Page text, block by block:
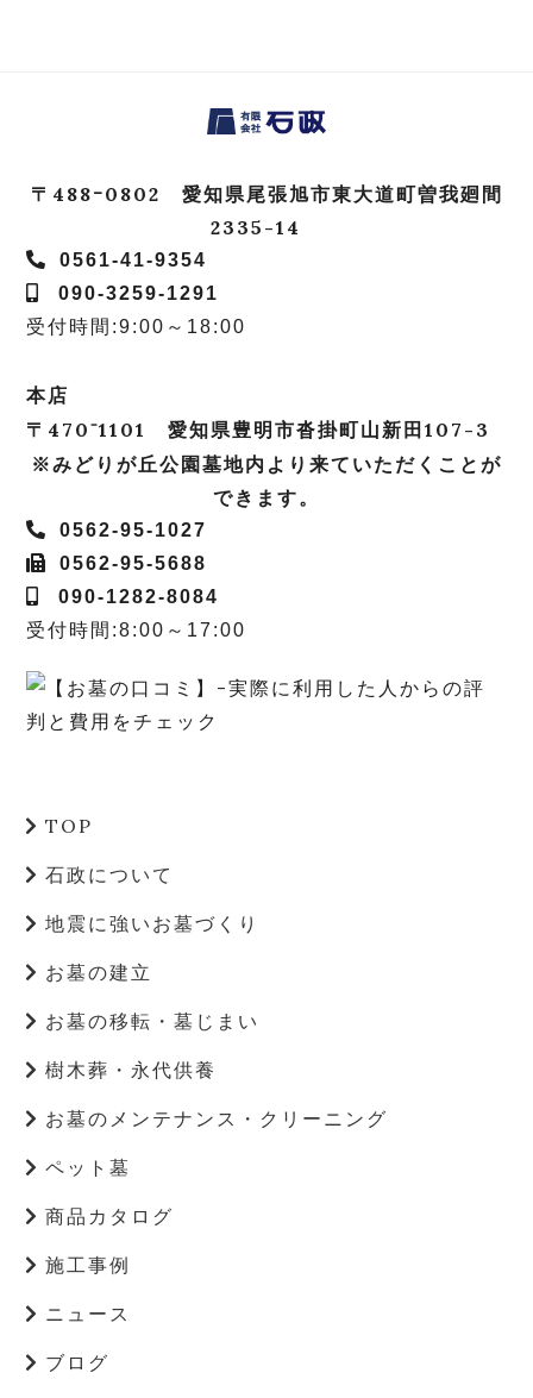
〒488ｰ0802 愛知県尾張旭市東大道町曽我廻間
2335-14
0561-41-9354
090-3259-1291
受付時間:9:00～18:00
本店
〒470⁻1101 愛知県豊明市沓掛町山新田107-3
※みどりが丘公園墓地内より来ていただくことが
できます。
0562-95-1027
0562-95-5688
090-1282-8084
受付時間:8:00～17:00
TOP
石政について
地震に強いお墓づくり
お墓の建立
お墓の移転・墓じまい
樹木葬・永代供養
お墓のメンテナンス・クリーニング
ペット墓
商品カタログ
施工事例
ニュース
ブログ